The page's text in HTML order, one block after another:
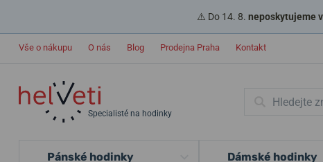
⚠️ Do 14. 8. neposkytujeme
Vše o nákupu O nás Blog Prodejna Praha Kontakt
Specialisté na hodinky
Pánské hodinky Dámské hodinky